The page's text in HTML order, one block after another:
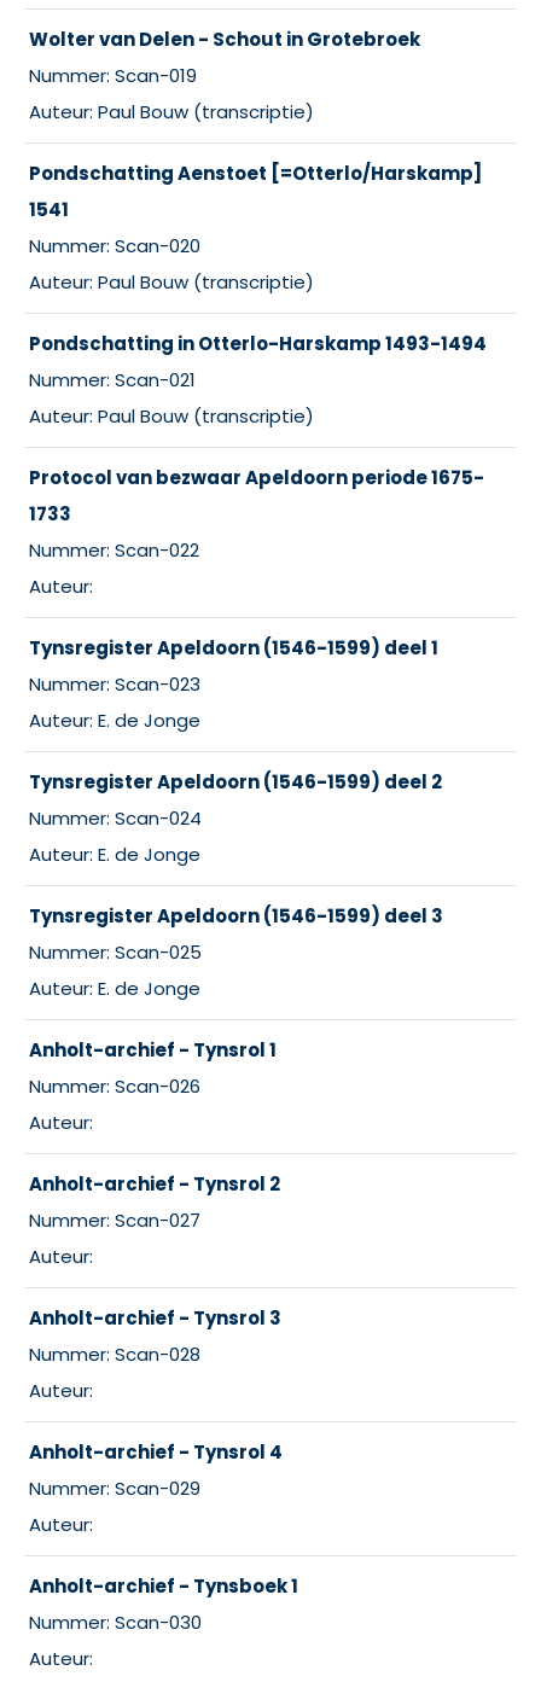
Wolter van Delen - Schout in Grotebroek
Nummer: Scan-019
Auteur: Paul Bouw (transcriptie)
Pondschatting Aenstoet [=Otterlo/Harskamp]
1541
Nummer: Scan-020
Auteur: Paul Bouw (transcriptie)
Pondschatting in Otterlo-Harskamp 1493-1494
Nummer: Scan-021
Auteur: Paul Bouw (transcriptie)
Protocol van bezwaar Apeldoorn periode 1675-
1733
Nummer: Scan-022
Auteur:
Tynsregister Apeldoorn (1546-1599) deel 1
Nummer: Scan-023
Auteur: E. de Jonge
Tynsregister Apeldoorn (1546-1599) deel 2
Nummer: Scan-024
Auteur: E. de Jonge
Tynsregister Apeldoorn (1546-1599) deel 3
Nummer: Scan-025
Auteur: E. de Jonge
Anholt-archief - Tynsrol 1
Nummer: Scan-026
Auteur:
Anholt-archief - Tynsrol 2
Nummer: Scan-027
Auteur:
Anholt-archief - Tynsrol 3
Nummer: Scan-028
Auteur:
Anholt-archief - Tynsrol 4
Nummer: Scan-029
Auteur:
Anholt-archief - Tynsboek 1
Nummer: Scan-030
Auteur: